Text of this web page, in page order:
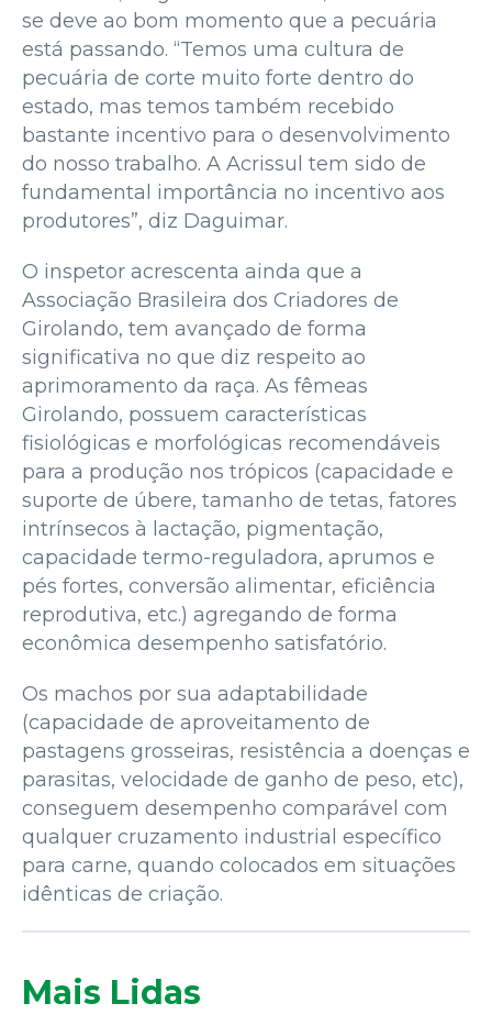
se deve ao bom momento que a pecuária
está passando. “Temos uma cultura de
pecuária de corte muito forte dentro do
estado, mas temos também recebido
bastante incentivo para o desenvolvimento
do nosso trabalho. A Acrissul tem sido de
fundamental importância no incentivo aos
produtores”, diz Daguimar.
O inspetor acrescenta ainda que a
Associação Brasileira dos Criadores de
Girolando, tem avançado de forma
significativa no que diz respeito ao
aprimoramento da raça. As fêmeas
Girolando, possuem características
fisiológicas e morfológicas recomendáveis
para a produção nos trópicos (capacidade e
suporte de úbere, tamanho de tetas, fatores
intrínsecos à lactação, pigmentação,
capacidade termo-reguladora, aprumos e
pés fortes, conversão alimentar, eficiência
reprodutiva, etc.) agregando de forma
econômica desempenho satisfatório.
Os machos por sua adaptabilidade
(capacidade de aproveitamento de
pastagens grosseiras, resistência a doenças e
parasitas, velocidade de ganho de peso, etc),
conseguem desempenho comparável com
qualquer cruzamento industrial específico
para carne, quando colocados em situações
idênticas de criação.
Mais Lidas